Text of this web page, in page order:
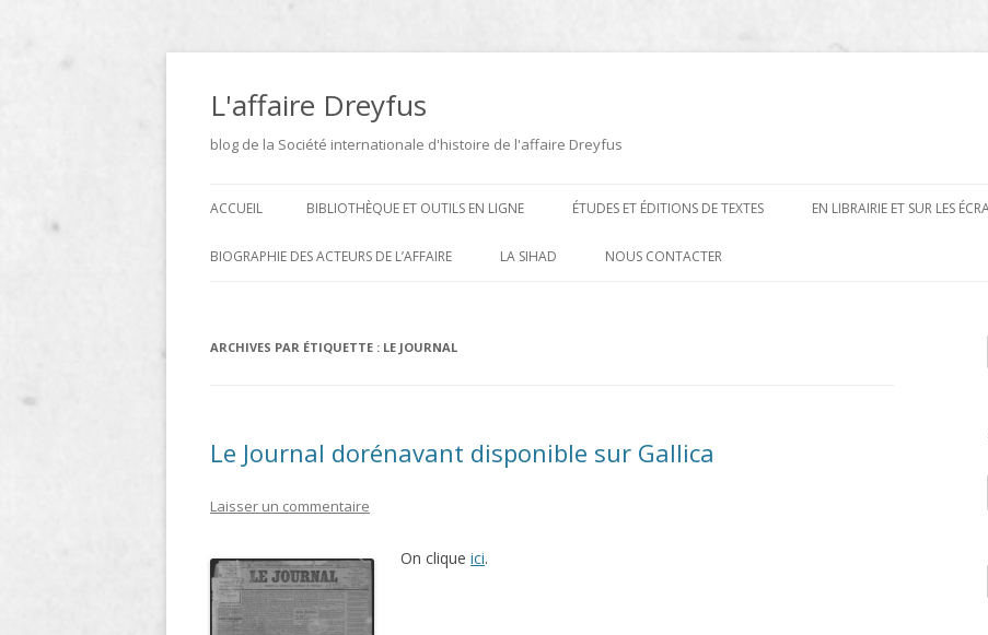
Aller
contenu
L'affaire Dreyfus
blog de la Société internationale d'histoire de l'affaire Dreyfus
ACCUEIL BIBLIOTHÈQUE ET OUTILS EN LIGNE
ARCHIVES
PRESSE
ICONOTHÈQUE
L’AFFAIRE DREYFUS AU CINÉMA
PARLEMENTAIRES FRANÇAIS DE
LIGNE
LE MAITRON EN LIGNE
ÉTUDES ET ÉDITIONS DE TEXTES
ÉDITIONS DE TEXTES
EN LIBRAIRIE ET SUR LES
BIOGRAPHIE DES ACTEURS DE L’AFFAIRE
DREYFUS
LA SIHAD NOUS CONTACTER
ARCHIVES PAR ÉTIQUETTE : LE JOURNAL
Le Journal dorénavant disponible sur Gallica
Laisser un commentaire
On clique ici.